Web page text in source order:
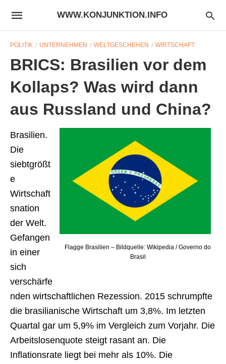
WWW.KONJUNKTION.INFO
POLITIK UNTERNEHMEN WELTGESCHEHEN WIRTSCHAFT
BRICS: Brasilien vor dem
Kollaps? Was wird dann
aus Russland und China?
Flagge Brasilien – Bildquelle: Wikipedia / Governo do
Brasil
Brasilien.
Die
siebtgrößt
e
Wirtschaft
snation
der Welt.
Gefangen
in einer
sich
verschärfe
nden wirtschaftlichen Rezession. 2015 schrumpfte
die brasilianische Wirtschaft um 3,8%. Im letzten
Quartal gar um 5,9% im Vergleich zum Vorjahr. Die
Arbeitslosenquote steigt rasant an. Die
Inflationsrate liegt bei mehr als 10%. Die